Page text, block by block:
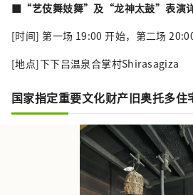
■“艺伎舞妓舞”及“龙神太鼓”表演
[时间] 第一场 19:00 开始，第二场
[地点]下下吕温泉合掌村Shirasagiza
国家指定重要文化财产旧奥托多住